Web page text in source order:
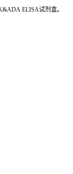
ELISA试剂盒。